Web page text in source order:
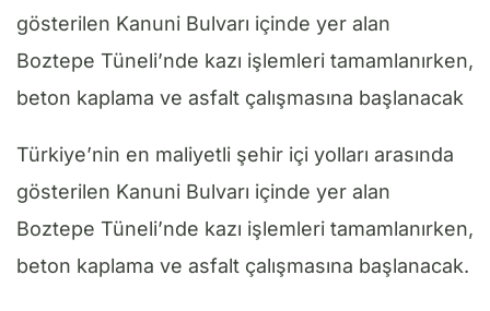
gösterilen Kanuni Bulvarı içinde yer alan
Boztepe Tüneli’nde kazı işlemleri tamamlanırken,
beton kaplama ve asfalt çalışmasına başlanacak
Türkiye’nin en maliyetli şehir içi yolları arasında
gösterilen Kanuni Bulvarı içinde yer alan
Boztepe Tüneli’nde kazı işlemleri tamamlanırken,
beton kaplama ve asfalt çalışmasına başlanacak.